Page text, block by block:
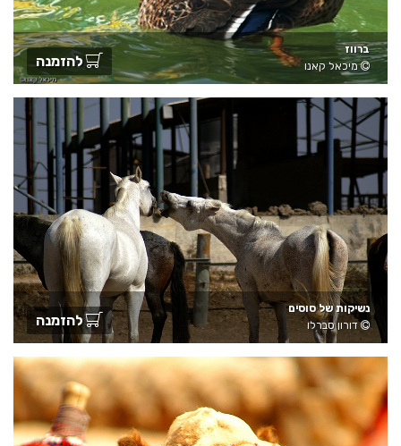
ברווז
מיכאל קאנו
להזמנה
נשיקות של סוסים
דורון סברלו
להזמנה